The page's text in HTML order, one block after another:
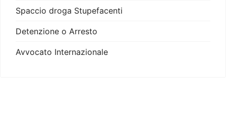
Spaccio droga Stupefacenti
Detenzione o Arresto
Avvocato Internazionale